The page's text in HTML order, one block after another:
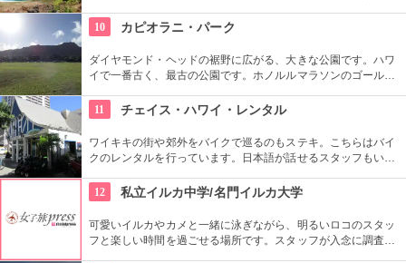
ヌイグルミやTシャツなどオリジナルグッズも人気です。
10 カピオラニ・パーク
ダイヤモンド・ヘッドの裾野に広がる、大きな公園です。ハワ
イで一番古く、最古の公園です。ホノルルマラソンのゴール地
て、クイーン・カピオラニの名前が冠せられました。
11 チェイス・ハワイ・レンタル
ワイキキの街や郊外をバイクで巡るのもステキ。こちらはバイ
クのレンタルを行っています。日本語が話せるスタッフもいる
のレンタルでも有名ですよ。
12 私立イルカ中学/名門イルカ大学
可愛いイルカやカメと一緒に泳ぎながら、明るいロコのスタッ
フと楽しい時間を過ごせる場所です。スタッフが入念に調査す